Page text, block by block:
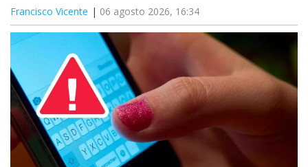
Francisco Vicente 06 agosto 2026, 16:34